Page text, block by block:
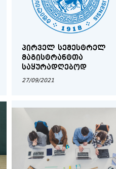
ᲞᲘᲠᲕᲔᲚ ᲡᲔᲛᲔᲡᲢᲠᲔᲚ
ᲛᲐᲒᲘᲡᲢᲠᲐᲜᲢᲗᲐ
ᲡᲐᲧᲣᲠᲐᲓᲦᲔᲑᲝᲓ
27/09/2021